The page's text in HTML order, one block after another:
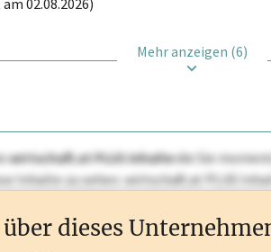
Mehr anzeigen (6)
wirtschaft.at PLUS Inhaltedie Sie
Inhalte zu sehen. wirtschaft.at PLUS
dieses